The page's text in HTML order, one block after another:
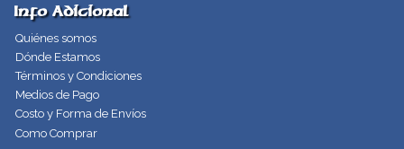
Info Adicional
Quiénes somos
Dónde Estamos
Términos y Condiciones
Medios de Pago
Costo y Forma de Envíos
Como Comprar